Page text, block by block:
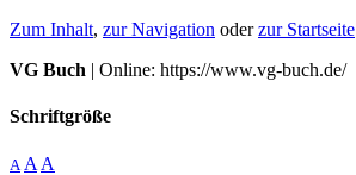
Zum Inhalt, zur Navigation oderzur Startseite
VG Buch | Online: https://www.vg-buch.de/
Schriftgröße
A A A